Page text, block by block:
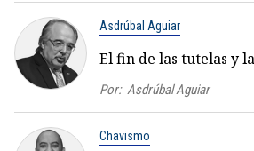
Asdrúbal Aguiar
El fin de las tutelas y
Por: Asdrúbal Aguiar
Chavismo